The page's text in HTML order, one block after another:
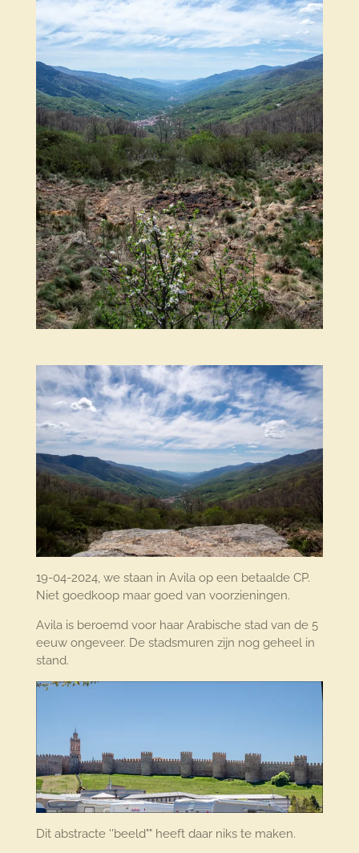
19-04-2024, we staan in Avila op een betaalde CP.
Niet goedkoop maar goed van voorzieningen.
Avila is beroemd voor haar Arabische stad van de 5
eeuw ongeveer. De stadsmuren zijn nog geheel in
stand.
Dit abstracte ''beeld"" heeft daar niks te maken.